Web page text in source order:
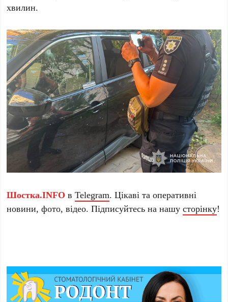
хвилин.
Шостка.INFO вTelegram. Цікаві та оперативні
новини, фото, відео. Підписуйтесь на нашусторінку!